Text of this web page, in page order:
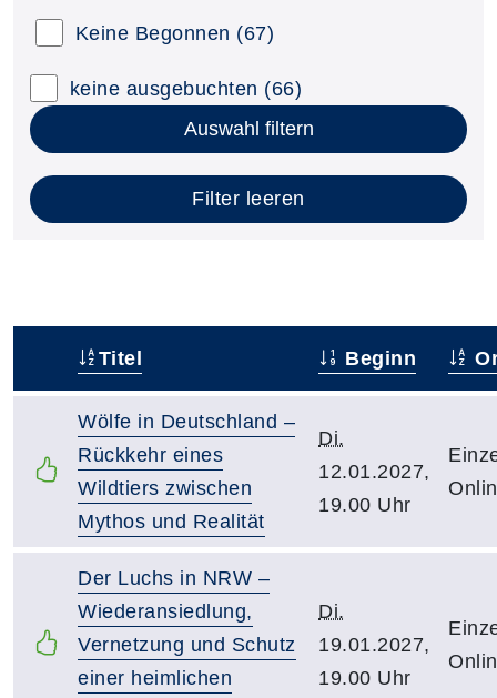
Keine Begonnen (67)
keine ausgebuchten (66)
Auswahl filtern
Filter leeren
Titel Beginn
Wölfe in Deutschland –
Rückkehr eines
Wildtiers zwischen
Mythos und Realität
Di.
12.01.2027,
19.00 Uhr
Der Luchs in NRW –
Wiederansiedlung,
Vernetzung und Schutz
einer heimlichen
Di.
19.01.2027,
19.00 Uhr